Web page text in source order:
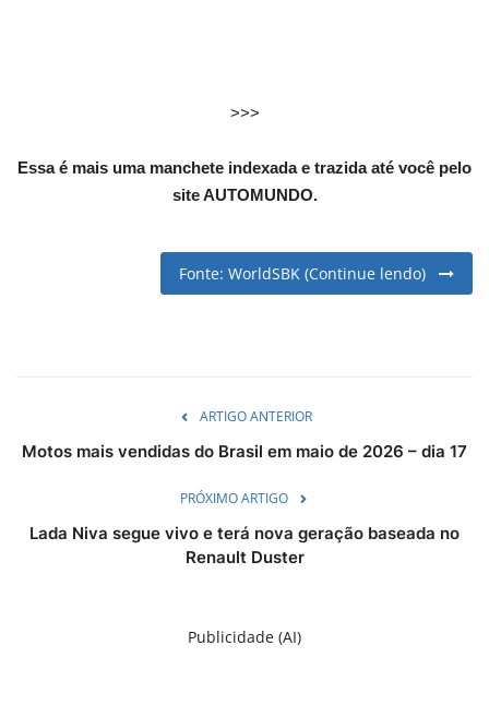
>>>
Essa é mais uma manchete indexada e trazida até você pelo
site AUTOMUNDO.
Fonte: WorldSBK (Continue lendo)
ARTIGO ANTERIOR
Motos mais vendidas do Brasil em maio de 2026 – dia 17
PRÓXIMO ARTIGO
Lada Niva segue vivo e terá nova geração baseada no
Renault Duster
Publicidade (AI)